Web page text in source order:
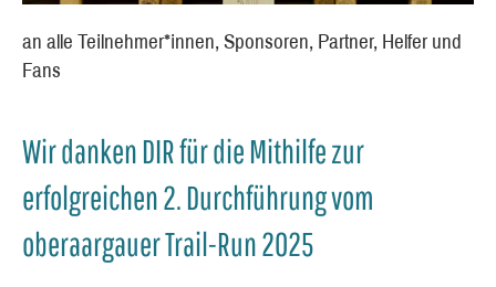
an alle Teilnehmer*innen, Sponsoren, Partner, Helfer und
Fans
Wir danken DIR für die Mithilfe zur
erfolgreichen 2. Durchführung vom
oberaargauer Trail-Run 2025